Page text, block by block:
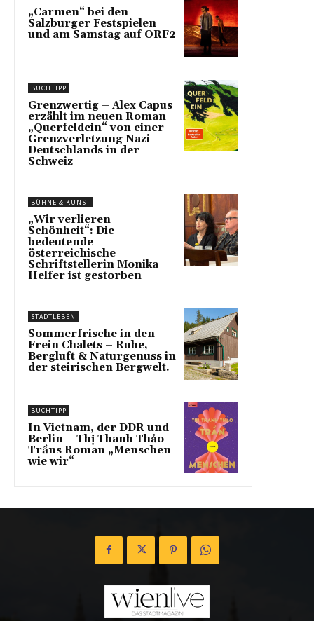
„Carmen“ bei den
Salzburger Festspielen
und am Samstag auf ORF2
BUCHTIPP
Grenzwertig – Alex Capus
erzählt im neuen Roman
„Querfeldein“ von einer
Grenzverletzung Nazi-
Deutschlands in der
Schweiz
BÜHNE & KUNST
„Wir verlieren
Schönheit“: Die
bedeutende
österreichische
Schriftstellerin Monika
Helfer ist gestorben
STADTLEBEN
Sommerfrische in den
Frein Chalets – Ruhe,
Bergluft & Naturgenuss in
der steirischen Bergwelt.
BUCHTIPP
In Vietnam, der DDR und
Berlin – Thị Thanh Thảo
Trầns Roman „Menschen
wie wir“